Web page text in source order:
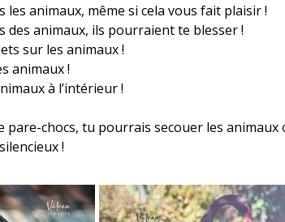
les animaux, même si cela vous fait plaisir !
des animaux, ils pourraient te blesser !
sur les animaux !
animaux !
à l’intérieur !
pare-chocs, tu pourrais secouer les animaux
!